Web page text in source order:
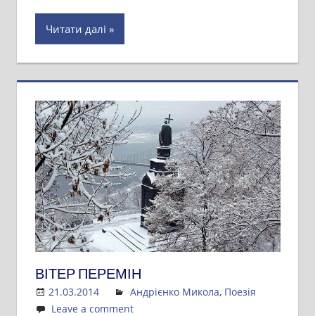
Читати далі
ВІТЕР ПЕРЕМІН
21.03.2014 Admin
Андрієнко Микола, Поезія
Leave a comment